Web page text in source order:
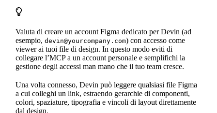
Valuta di creare un account Figma dedicato per Devin (ad
esempio, devin@yourcompany.com) con accesso come
viewer ai tuoi file di design. In questo modo eviti di
collegare l’MCP a un account personale e semplifichi la
gestione degli accessi man mano che il tuo team cresce.
Una volta connesso, Devin può leggere qualsiasi file Figma
a cui colleghi un link, estraendo gerarchie di componenti,
colori, spaziature, tipografia e vincoli di layout direttamente
dal design.